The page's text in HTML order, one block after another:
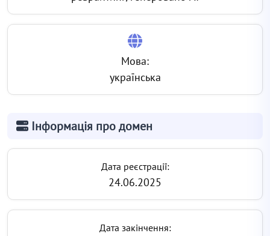
Мова:
українська
Інформація про домен
Дата реєстрації:
24.06.2025
Дата закінчення: